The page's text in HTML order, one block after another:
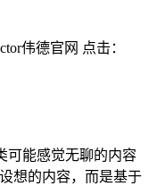
伟德官网 点击：
能感觉无聊的内容
想的内容，而是基于